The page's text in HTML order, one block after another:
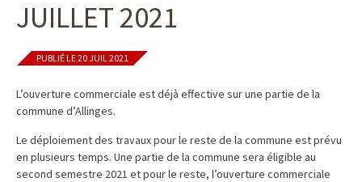
JUILLET 2021
PUBLIÉ LE 20 JUIL 2021
L’ouverture commerciale est déjà effective sur une partie de la
commune d’Allinges.
Le déploiement des travaux pour le reste de la commune est prévu
en plusieurs temps. Une partie de la commune sera éligible au
second semestre 2021 et pour le reste, l’ouverture commerciale